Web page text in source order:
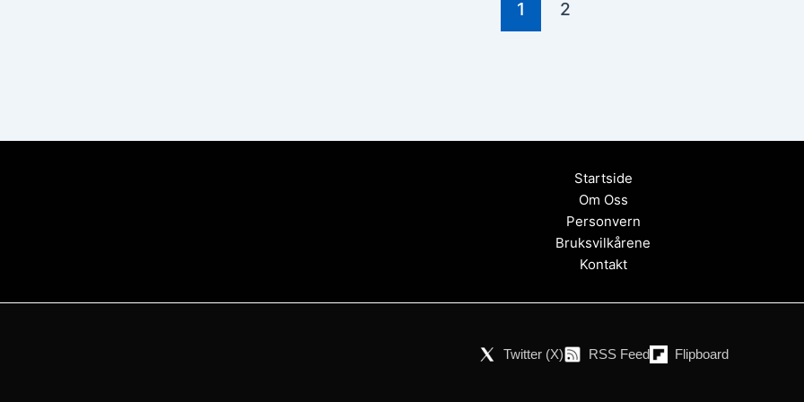
1 2
Startside
Om Oss
Personvern
Bruksvilkårene
Kontakt
Twitter (X) RSS Feed Flipboard